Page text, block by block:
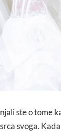
ste o tome
svoga.